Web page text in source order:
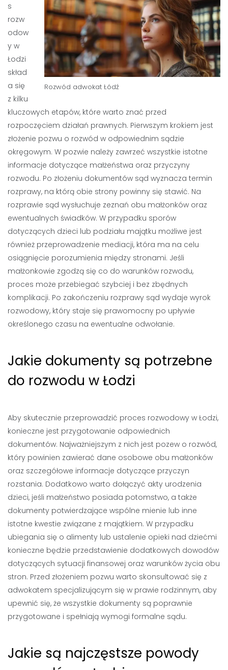
Rozwód adwokat Łódź
s
rozw
odow
y w
Łodzi
skład
a się
z kilku
kluczowych etapów, które warto znać przed
rozpoczęciem działań prawnych. Pierwszym krokiem jest
złożenie pozwu o rozwód w odpowiednim sądzie
okręgowym. W pozwie należy zawrzeć wszystkie istotne
informacje dotyczące małżeństwa oraz przyczyny
rozwodu. Po złożeniu dokumentów sąd wyznacza termin
rozprawy, na którą obie strony powinny się stawić. Na
rozprawie sąd wysłuchuje zeznań obu małżonków oraz
ewentualnych świadków. W przypadku sporów
dotyczących dzieci lub podziału majątku możliwe jest
również przeprowadzenie mediacji, która ma na celu
osiągnięcie porozumienia między stronami. Jeśli
małżonkowie zgodzą się co do warunków rozwodu,
proces może przebiegać szybciej i bez zbędnych
komplikacji. Po zakończeniu rozprawy sąd wydaje wyrok
rozwodowy, który staje się prawomocny po upływie
określonego czasu na ewentualne odwołanie.
Jakie dokumenty są potrzebne
do rozwodu w Łodzi
Aby skutecznie przeprowadzić proces rozwodowy w Łodzi,
konieczne jest przygotowanie odpowiednich
dokumentów. Najważniejszym z nich jest pozew o rozwód,
który powinien zawierać dane osobowe obu małżonków
oraz szczegółowe informacje dotyczące przyczyn
rozstania. Dodatkowo warto dołączyć akty urodzenia
dzieci, jeśli małżeństwo posiada potomstwo, a także
dokumenty potwierdzające wspólne mienie lub inne
istotne kwestie związane z majątkiem. W przypadku
ubiegania się o alimenty lub ustalenie opieki nad dziećmi
konieczne będzie przedstawienie dodatkowych dowodów
dotyczących sytuacji finansowej oraz warunków życia obu
stron. Przed złożeniem pozwu warto skonsultować się z
adwokatem specjalizującym się w prawie rodzinnym, aby
upewnić się, że wszystkie dokumenty są poprawnie
przygotowane i spełniają wymogi formalne sądu.
Jakie są najczęstsze powody